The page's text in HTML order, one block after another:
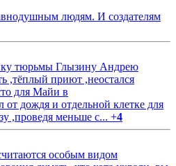
людям. И создателям
тюрьмы Глызину Андрею
,тёплый приют ,неостался
для Майи в
дождя и отдельной клетке для
,проведя меньше с... +4
особым видом